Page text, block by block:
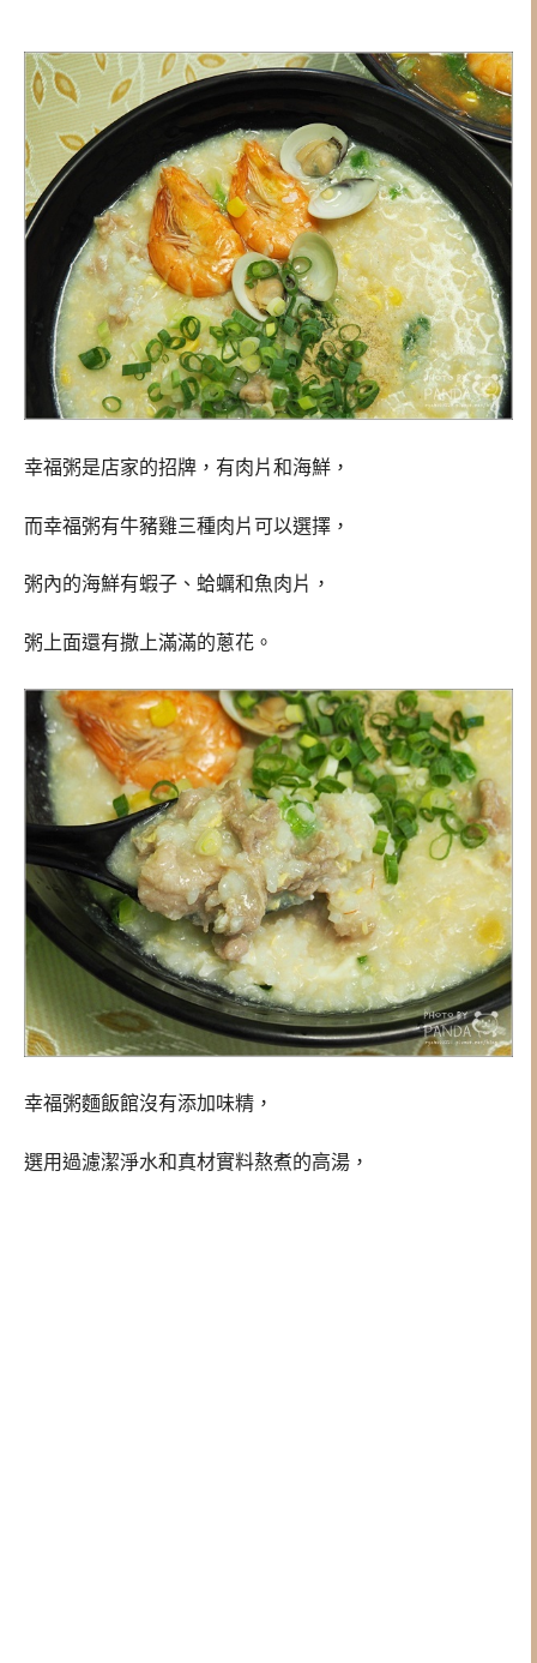
幸福粥是店家的招牌，有肉片和海鮮，
而幸福粥有牛豬雞三種肉片可以選擇，
粥內的海鮮有蝦子、蛤蠣和魚肉片，
粥上面還有撒上滿滿的蔥花。
幸福粥麵飯館沒有添加味精，
選用過濾潔淨水和真材實料熬煮的高湯，